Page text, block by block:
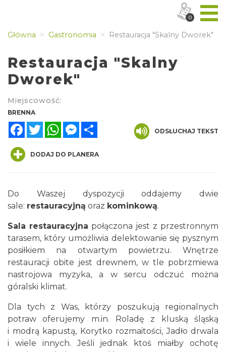
Główna Gastronomia Restauracja "Skalny Dworek"
Restauracja "Skalny
Dworek"
Miejscowość:
BRENNA
FacebookTwitterWhatsAppMessenger
ODSŁUCHAJ TEKST
DODAJ DO PLANERA
Do Waszej dyspozycji oddajemy dwie
sale: restauracyjną oraz kominkową.
Sala restauracyjna połączona jest z przestronnym
tarasem, który umożliwia delektowanie się pysznym
posiłkiem na otwartym powietrzu. Wnętrze
restauracji obite jest drewnem, w tle pobrzmiewa
nastrojowa myzyka, a w sercu odczuć można
góralski klimat.
Dla tych z Was, którzy poszukują regionalnych
potraw oferujemy m.in. Roladę z kluską śląską
i modrą kapustą, Korytko rozmaitości, Jadło drwala
i wiele innych. Jeśli jednak ktoś miałby ochotę
0